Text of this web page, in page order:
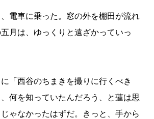
電車に乗った。窓の外を棚田が流れ
月は、ゆっくりと遠ざかっていっ
「西谷のちまきを撮りに行くべき
何を知っていたんだろう、と蓮は思
ゃなかったはずだ。きっと、手から